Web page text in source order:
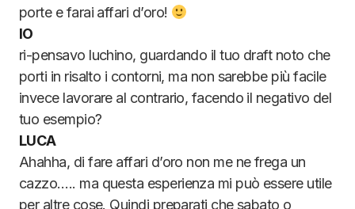
porte e farai affari d’oro!
IO
ri-pensavo luchino, guardando il tuo draft noto che
porti in risalto i contorni, ma non sarebbe più facile
invece lavorare al contrario, facendo il negativo del
tuo esempio?
LUCA
Ahahha, di fare affari d’oro non me ne frega un
cazzo….. ma questa esperienza mi può essere utile
per altre cose. Quindi preparati che sabato o